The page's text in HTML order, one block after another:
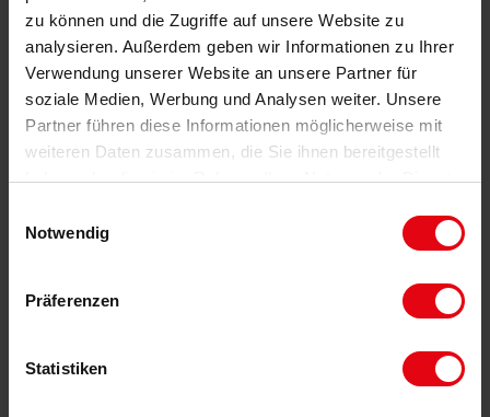
zu können und die Zugriffe auf unsere Website zu
analysieren. Außerdem geben wir Informationen zu Ihrer
Verwendung unserer Website an unsere Partner für
soziale Medien, Werbung und Analysen weiter. Unsere
Partner führen diese Informationen möglicherweise mit
weiteren Daten zusammen, die Sie ihnen bereitgestellt
haben oder die sie im Rahmen Ihrer Nutzung der Dienste
Notwendig
Präferenzen
Statistiken
Umgebung und solider regionaler Anbindung.
KONTAKT
Bartz Immobilien
Telefon: 06321 / 499 02 0
BESONDERHEITEN / AUSSTATTUNG